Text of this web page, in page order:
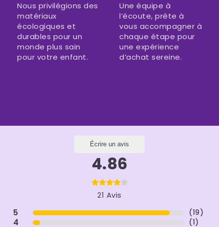
Nous privilégions des
matériaux
écologiques et
durables pour un
monde plus sain
pour votre enfant.
Une équipe à
l’écoute, prête à
vous accompagner à
chaque étape pour
une expérience
d’achat sereine.
Écrire un avis
4.86
21 Avis
5 (19)
4 (1)